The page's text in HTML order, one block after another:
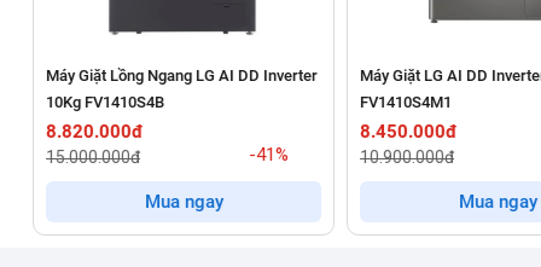
LG TX2725AT9G sở hữu thiết kế cửa trên (lồng đứng)truyền
đã giặt ra mà không cần cúi người. Thiết kế này đặc biệt
Cấu tạo vật liệu bền bỉ
Thân máy và Nắp máy: Thân máy được làm từ
tăng thêm nét hiện đại cho sản phẩm.
Máy Giặt Lồng Ngang LG AI DD Inverter
10Kg FV1410S4B
8.820.000đ
15.000.000đ -41%
Mua ngay
Máy Giặt LG AI DD
FV1410S4M1
8.450.000đ
10.900.000đ
Mua ngay